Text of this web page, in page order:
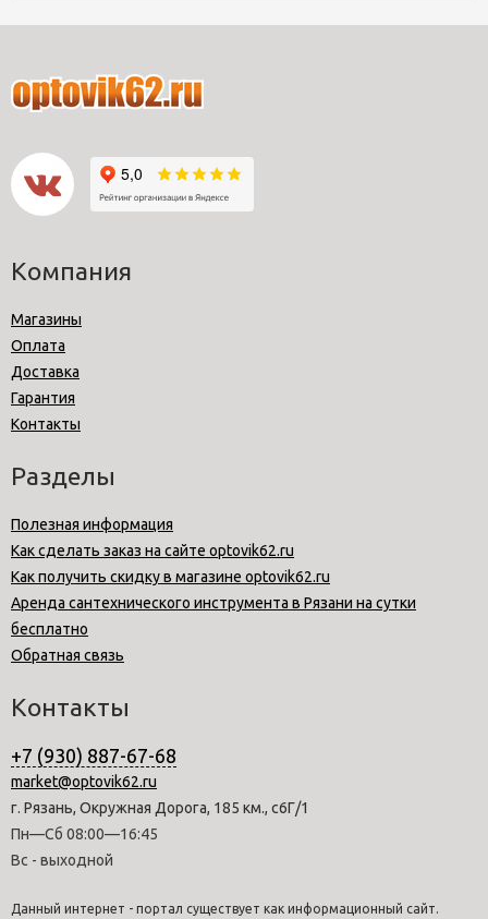
Компания
Магазины
Оплата
Доставка
Гарантия
Контакты
Разделы
Полезная информация
Как сделать заказ на сайте optovik62.ru
Как получить скидку в магазине optovik62.ru
Аренда сантехнического инструмента в Рязани на сутки
бесплатно
Обратная связь
Контакты
+7 (930) 887-67-68
market@optovik62.ru
г. Рязань, Окружная Дорога, 185 км., с6Г/1
Пн—Сб 08:00—16:45
Вс - выходной
Данный интернет - портал существует как информационный сайт.